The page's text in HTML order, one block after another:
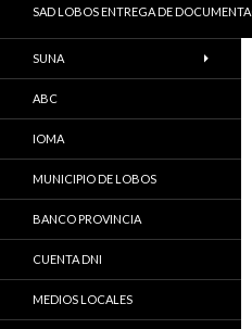
SAD LOBOS ENTREGA DE
SUNA
ABC
IOMA
MUNICIPIO DE LOBOS
BANCO PROVINCIA
CUENTA DNI
MEDIOS LOCALES